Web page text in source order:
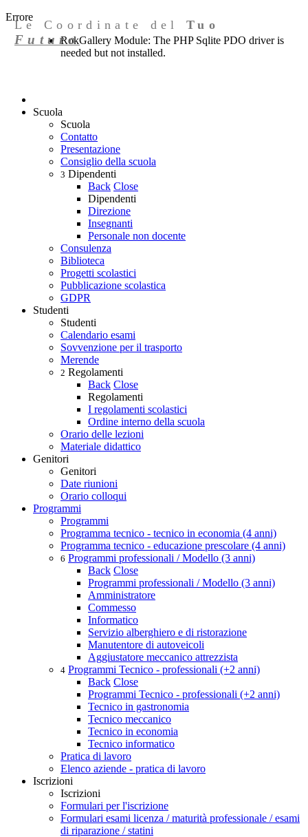
Errore
RokGallery Module: The PHP Sqlite PDO driver is
needed but not installed.
Le Coordinate delTuo
Futuro
Scuola
Scuola
Contatto
Presentazione
Consiglio della scuola
3 Dipendenti
Back Close
Dipendenti
Direzione
Insegnanti
Personale non docente
Consulenza
Biblioteca
Progetti scolastici
Pubblicazione scolastica
GDPR
Studenti
Studenti
Calendario esami
Sovvenzione per il trasporto
Merende
2 Regolamenti
Back Close
Regolamenti
I regolamenti scolastici
Ordine interno della scuola
Orario delle lezioni
Materiale didattico
Genitori
Genitori
Date riunioni
Orario colloqui
Programmi
Programmi
Programma tecnico - tecnico in economia (4 anni)
Programma tecnico - educazione prescolare (4 anni)
6 Programmi professionali / Modello (3 anni)
Back Close
Programmi professionali / Modello (3 anni)
Amministratore
Commesso
Informatico
Servizio alberghiero e di ristorazione
Manutentore di autoveicoli
Aggiustatore meccanico attrezzista
4 Programmi Tecnico - professionali (+2 anni)
Back Close
Programmi Tecnico - professionali (+2 anni)
Tecnico in gastronomia
Tecnico meccanico
Tecnico in economia
Tecnico informatico
Pratica di lavoro
Elenco aziende - pratica di lavoro
Iscrizioni
Iscrizioni
Formulari per l'iscrizione
Formulari esami licenza / maturità professionale / esami
di riparazione / statini